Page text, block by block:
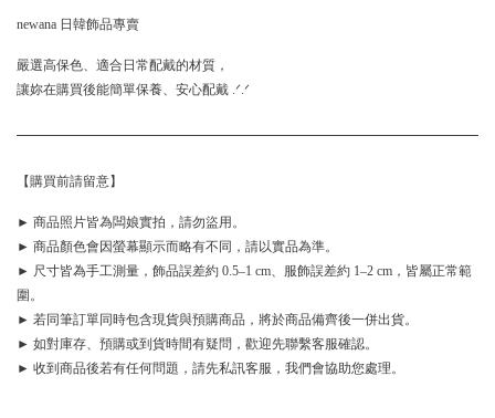
newana 日韓飾品專賣
嚴選高保色、適合日常配戴的材質，
讓妳在購買後能簡單保養、安心配戴 .ᐟ.ᐟ
【購買前請留意】
► 商品照片皆為闆娘實拍，請勿盜用。
► 商品顏色會因螢幕顯示而略有不同，請以實品為準。
► 尺寸皆為手工測量，飾品誤差約 0.5–1 cm、服飾誤差約 1–2 cm，皆屬正常範
圍。
► 若同筆訂單同時包含現貨與預購商品，將於商品備齊後一併出貨。
► 如對庫存、預購或到貨時間有疑問，歡迎先聯繫客服確認。
► 收到商品後若有任何問題，請先私訊客服，我們會協助您處理。